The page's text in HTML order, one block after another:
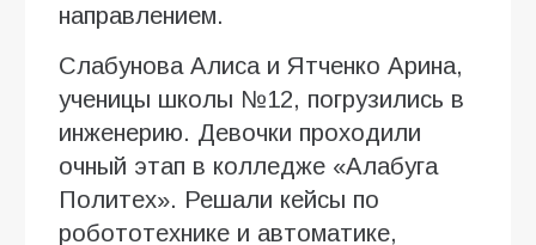
направлением.
Слабунова Алиса и Ятченко Арина,
ученицы школы №12, погрузились в
инженерию. Девочки проходили
очный этап в колледже «Алабуга
Политех». Решали кейсы по
робототехнике и автоматике,